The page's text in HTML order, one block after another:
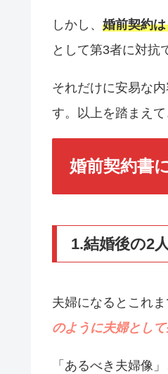
しかし、 婚前契約
として第3者に対抗
それだけに安易な
す。以上を踏まえ
婚前契約書
1.結婚後の2
夫婦になるとこれ
のように夫婦とし
「あるべき夫婦像